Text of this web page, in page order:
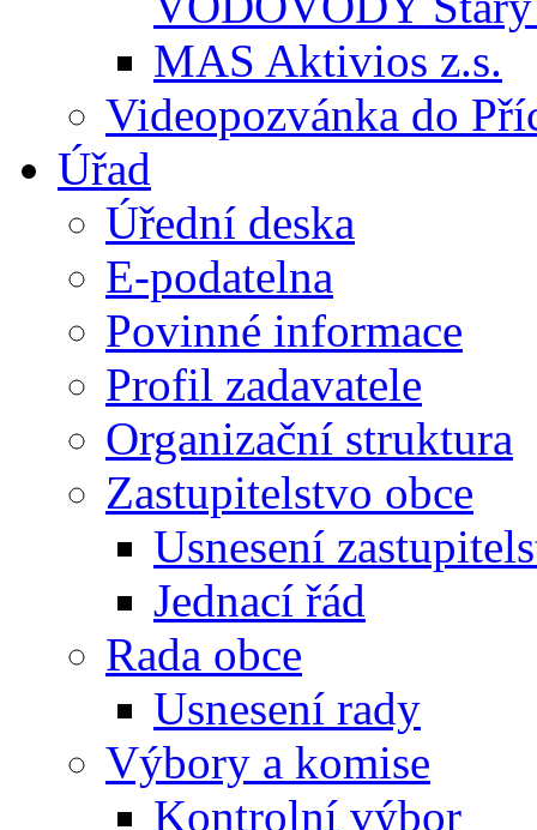
MAS Aktivios z.s.
Videopozvánka do
Úřad
Úřední deska
E-podatelna
Povinné informace
Profil zadavatele
Organizační struktura
Zastupitelstvo obce
Usnesení
Jednací řád
Rada obce
Usnesení rady
Výbory a komise
Kontrolní výbor